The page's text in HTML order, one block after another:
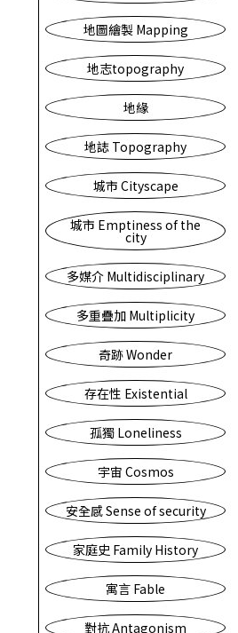
地圖繪製 Mapping
地志topography
地緣
地誌 Topography
城市 Cityscape
城市 Emptiness of the
city
多媒介 Multidisciplinary
多重疊加 Multiplicity
奇跡 Wonder
存在性 Existential
孤獨 Loneliness
宇宙 Cosmos
安全感 Sense of security
家庭史 Family History
寓言 Fable
對抗 Antagonism